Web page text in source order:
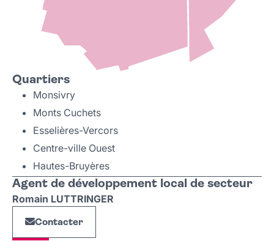
Quartiers
Monsivry
Monts Cuchets
Esselières-Vercors
Centre-ville Ouest
Hautes-Bruyères
Agent de développement local de secteur
Romain LUTTRINGER
Contacter